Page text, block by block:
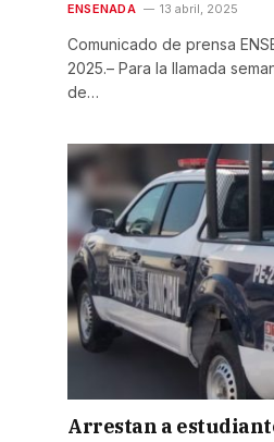
ENSENADA 13 abril, 2025
Comunicado de prensa
2025.– Para la llamada
de…
Arrestan a